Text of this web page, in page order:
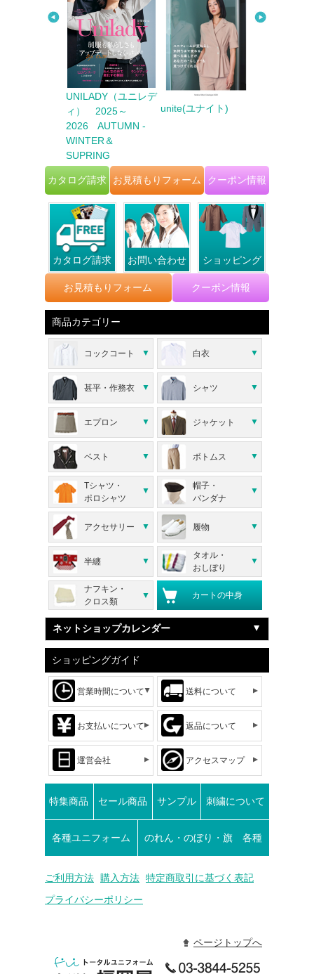
UNILADY（ユニレデ
ィ） 2025～
2026 AUTUMN -
WINTER＆
SUPRING
unite(ユナイト)
カタログ請求 お見積もりフォーム クーポン情報
カタログ請求 お問い合わせ ショッピング
お見積もりフォーム クーポン情報
商品カテゴリー
コックコート 白衣
甚平・作務衣 シャツ
エプロン ジャケット
ベスト ボトムス
Tシャツ・
ポロシャツ
帽子・
バンダナ
アクセサリー 履物
半纏
タオル・
おしぼり
ナフキン・
クロス類
カートの中身
ネットショップカレンダー
ショッピングガイド
営業時間について 送料について
お支払いについて 返品について
運営会社 アクセスマップ
特集商品 セール商品 サンプル 刺繍について
各種ユニフォーム のれん・のぼり・旗 各種
ご利用方法 購入方法 特定商取引に基づく表記
プライバシーポリシー
ページトップへ